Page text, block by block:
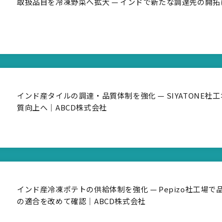
インド産タイルの調達・品質体制を強化 — SIYATONE社
質向上へ｜ABCD株式会社
インド産冷凍ポテトの供給体制を強化 — Pepizo社工場で
の適合を改めて確認｜ABCD株式会社